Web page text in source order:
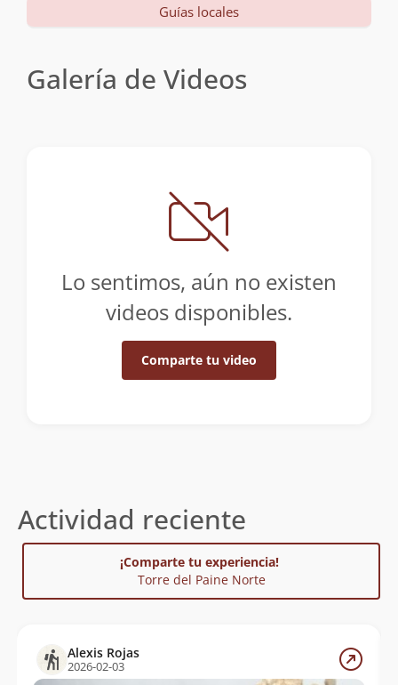
Guías locales
Galería de Videos
Lo sentimos, aún no existen
videos disponibles.
Comparte tu video
Actividad reciente
¡Comparte tu experiencia!
Torre del Paine Norte
Alexis Rojas
2026-02-03